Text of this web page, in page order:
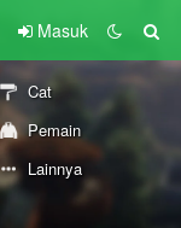
Masuk
Cat
Pemain
Lainnya